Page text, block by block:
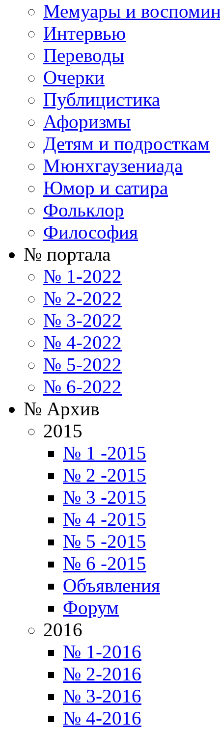
Мемуары и
Интервью
Переводы
Очерки
Публицистика
Афоризмы
Детям и подросткам
Мюнхгаузениада
Юмор и сатира
Фольклор
Философия
№ портала
№ 1-2022
№ 2-2022
№ 3-2022
№ 4-2022
№ 5-2022
№ 6-2022
№ Архив
2015
№ 1 -2015
№ 2 -2015
№ 3 -2015
№ 4 -2015
№ 5 -2015
№ 6 -2015
Объявления
Форум
2016
№ 1-2016
№ 2-2016
№ 3-2016
№ 4-2016